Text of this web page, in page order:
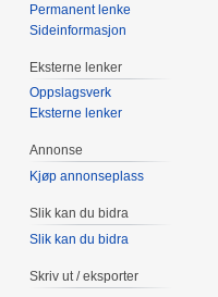
Permanent lenke
Sideinformasjon
Eksterne lenker
Oppslagsverk
Eksterne lenker
Annonse
Kjøp annonseplass
Slik kan du bidra
Slik kan du bidra
Skriv ut / eksporter